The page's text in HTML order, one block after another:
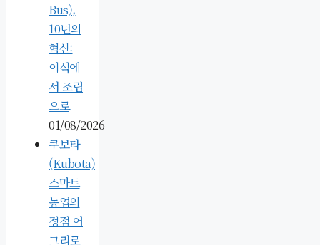
Bus),
10년의
혁신:
이식에
서 조립
으로
01/08/2026
쿠보타
(Kubota)
스마트
농업의
정점 어
그리로